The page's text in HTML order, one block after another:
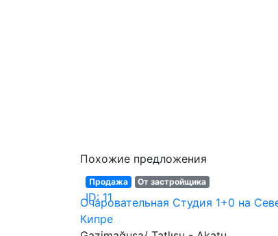
Похожие предложения
Продажа От застройщика
ID: 11
Очаровательная Студия 1+0 на
Кипре